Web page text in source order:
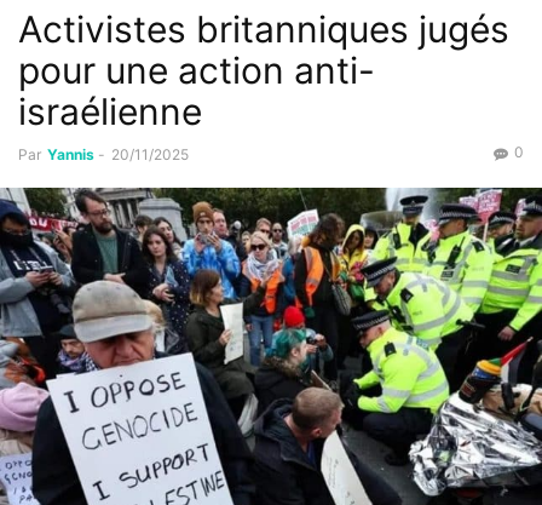
Activistes britanniques jugés
pour une action anti-
israélienne
Par Yannis - 20/11/2025 0